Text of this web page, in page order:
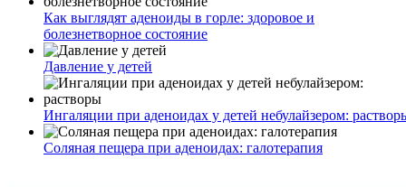
Как выглядят аденоиды в горле: здоровое и
болезнетворное состояние
Давление у детей
Ингаляции при аденоидах у детей небулайзером:
Соляная пещера при аденоидах: галотерапия